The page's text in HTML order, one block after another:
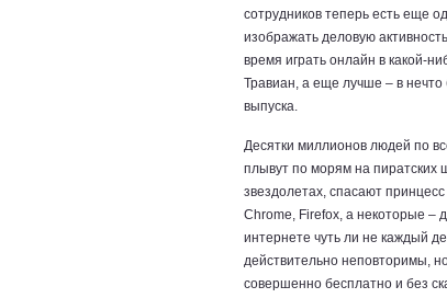
сотрудников теперь есть еще
изображать деловую
время играть онлайн в какой-
Травиан, а еще лучше – в
выпуска.
Десятки миллионов людей по
плывут по морям на пиратских
звездолетах, спасают
Chrome, Firefox, а некоторые –
интернете чуть ли не каждый
действительно неповторимы,
совершенно бесплатно и без